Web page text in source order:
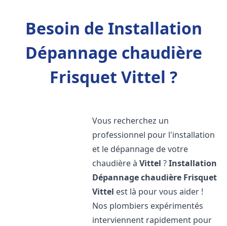
Besoin de Installation
Dépannage chaudière
Frisquet Vittel ?
Vous recherchez un
professionnel pour l'installation
et le dépannage de votre
chaudière àVittel ?Installation
Dépannage chaudière Frisquet
Vittel est là pour vous aider !
Nos plombiers expérimentés
interviennent rapidement pour